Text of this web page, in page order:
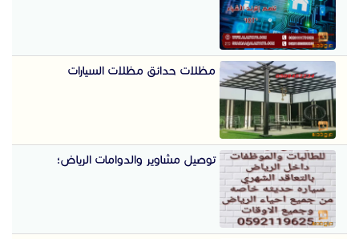
مظلات حدائق مظلات السيارات
توصيل مشاوير والدوامات الرياض؛